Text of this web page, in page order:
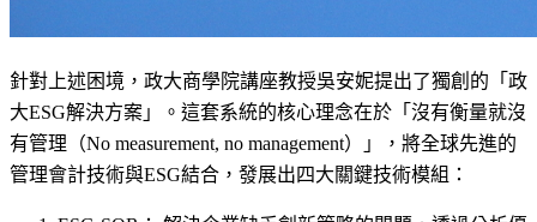
針對上述困境，政大商學院講座教授吳安妮提出了獨創的「政
大ESG解決方案」。這套系統的核心理念在於「沒有衡量就沒
有管理（No measurement, no management）」，將全球先進的
管理會計技術與ESG結合，發展出四大關鍵技術模組：